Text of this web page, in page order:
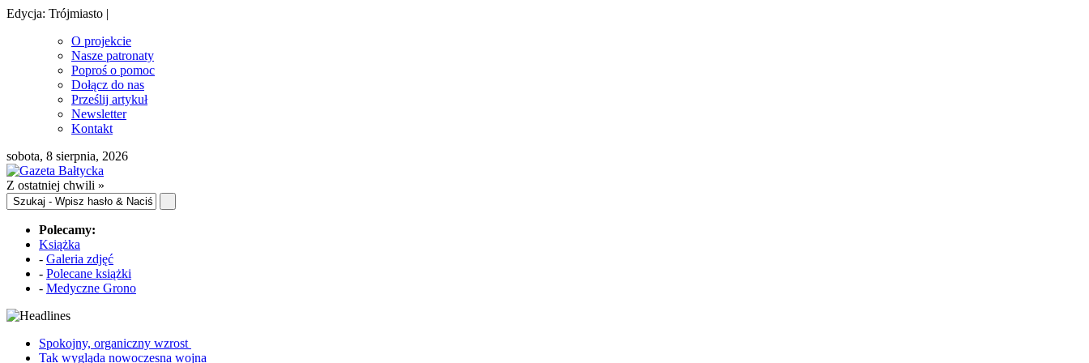
Edycja: Trójmiasto |
O projekcie
Nasze patronaty
Poproś o pomoc
Dołącz do nas
Prześlij artykuł
Newsletter
Kontakt
sobota, 8 sierpnia, 2026
Z ostatniej chwili »
Polecamy:
Książka
- Galeria zdjęć
- Polecane książki
- Medyczne Grono
Spokojny, organiczny wzrost
Tak wygląda nowoczesna wojna